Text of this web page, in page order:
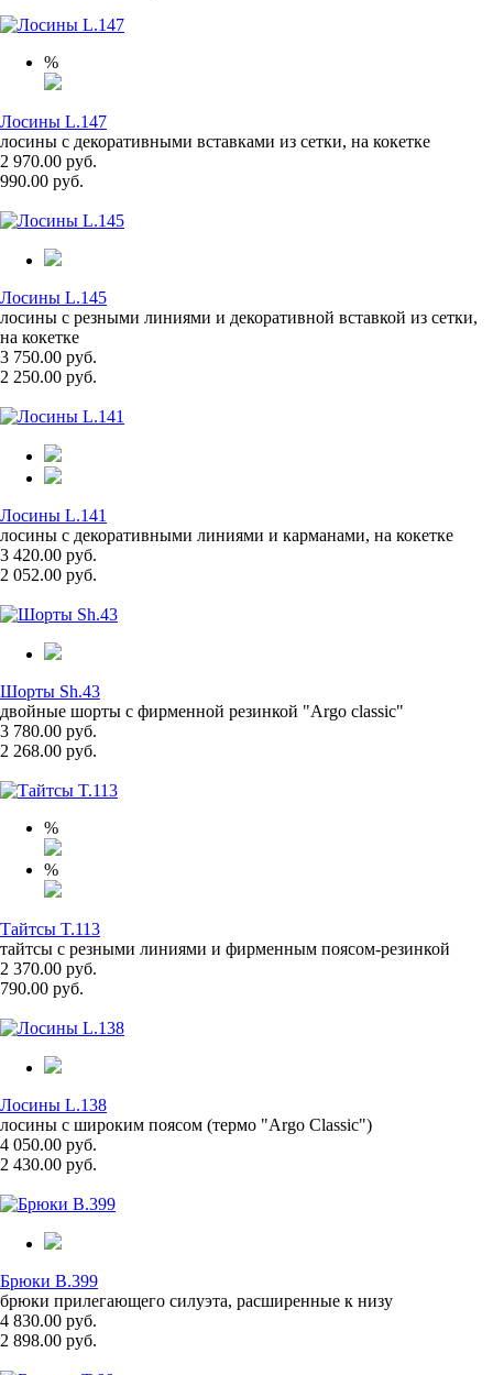
%
Лосины L.147
лосины с декоративными вставками из сетки, на кокетке
2 970.00 руб.
990.00 руб.
Лосины L.145
лосины с резными линиями и декоративной вставкой из сетки,
на кокетке
3 750.00 руб.
2 250.00 руб.
Лосины L.141
лосины с декоративными линиями и карманами, на кокетке
3 420.00 руб.
2 052.00 руб.
Шорты Sh.43
двойные шорты с фирменной резинкой "Argo classic"
3 780.00 руб.
2 268.00 руб.
%
%
Тайтсы T.113
тайтсы с резными линиями и фирменным поясом-резинкой
2 370.00 руб.
790.00 руб.
Лосины L.138
лосины с широким поясом (термо "Argo Classic")
4 050.00 руб.
2 430.00 руб.
Брюки B.399
брюки прилегающего силуэта, расширенные к низу
4 830.00 руб.
2 898.00 руб.